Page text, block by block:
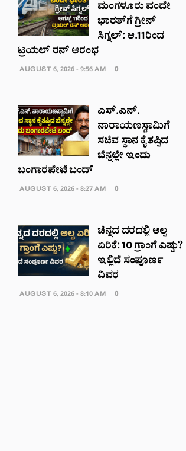
ಮಂಗಳೂರು ವಂದೇ
ಭಾರತ್‌ಗೆ ಗ್ರೀನ್
ಸಿಗ್ನಲ್: ಆ.11ರಿಂದ
ಟ್ರಯಲ್ ರನ್ ಆರಂಭ
AUGUST 6, 2026 - 9:56 AM 0
ಎಸ್.ಎನ್.
ನಾರಾಯಣಸ್ವಾಮಿಗೆ
ಸಚಿವ ಸ್ಥಾನ ಕೈತಪ್ಪಿದ
ಬೆನ್ನಲ್ಲೇ ಇಂದು
ಬಂಗಾರಪೇಟೆ ಬಂದ್
AUGUST 6, 2026 - 8:27 AM 0
ಚಿನ್ನದ ದರದಲ್ಲಿ ಅಲ್ಪ
ಏರಿಕೆ: 10 ಗ್ರಾಂಗೆ ಎಷ್ಟು?
ಇಲ್ಲಿದೆ ಸಂಪೂರ್ಣ
ವಿವರ
AUGUST 6, 2026 - 8:10 AM 0